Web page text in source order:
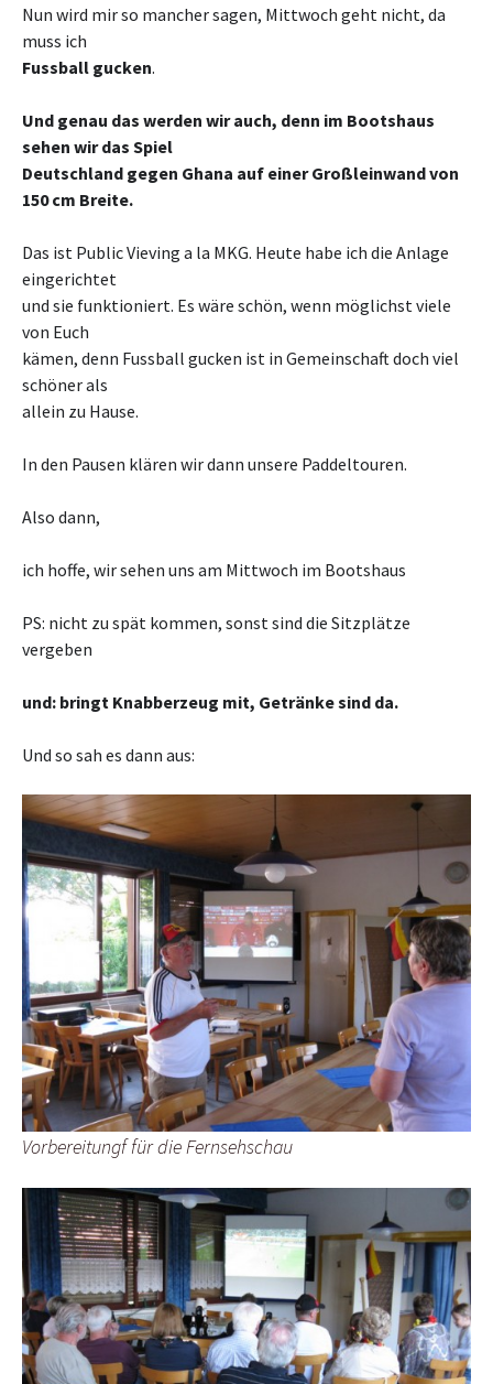
Nun wird mir so mancher sagen, Mittwoch geht nicht, da
muss ich
Fussball gucken.
Und genau das werden wir auch, denn im Bootshaus
sehen wir das Spiel
Deutschland gegen Ghana auf einer Großleinwand von
150 cm Breite.
Das ist Public Vieving a la MKG. Heute habe ich die Anlage
eingerichtet
und sie funktioniert. Es wäre schön, wenn möglichst viele
von Euch
kämen, denn Fussball gucken ist in Gemeinschaft doch viel
schöner als
allein zu Hause.
In den Pausen klären wir dann unsere Paddeltouren.
Also dann,
ich hoffe, wir sehen uns am Mittwoch im Bootshaus
PS: nicht zu spät kommen, sonst sind die Sitzplätze
vergeben
und: bringt Knabberzeug mit, Getränke sind da.
Und so sah es dann aus:
Vorbereitungf für die Fernsehschau